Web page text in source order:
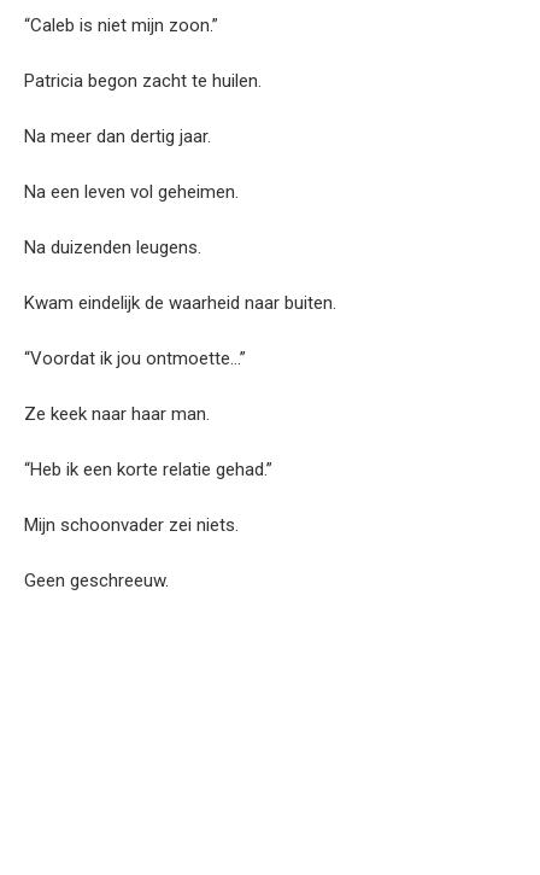
“Caleb is niet mijn zoon.”
Patricia begon zacht te huilen.
Na meer dan dertig jaar.
Na een leven vol geheimen.
Na duizenden leugens.
Kwam eindelijk de waarheid naar buiten.
“Voordat ik jou ontmoette…”
Ze keek naar haar man.
“Heb ik een korte relatie gehad.”
Mijn schoonvader zei niets.
Geen geschreeuw.